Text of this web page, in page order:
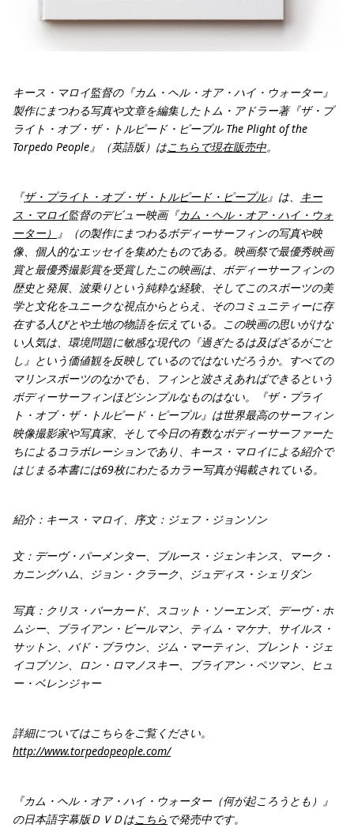
キース・マロイ監督の『カム・ヘル・オア・ハイ・ウォーター』
製作にまつわる写真や文章を編集したトム・アドラー著『ザ・プ
ライト・オブ・ザ・トルピード・ピープル The Plight of the
Torpedo People』（英語版）はこちらで現在販売中。
『ザ・プライト・オブ・ザ・トルピード・ピープル』は、
キー
ス・マロイ監督のデビュー映画『カム・ヘル・オア・ハイ・ウォ
ーター） 』（の製作にまつわるボディーサーフィンの写真や映
像、個人的なエッセイを集めたものである。映画祭で最優秀映画
賞と最優秀撮影賞を受賞したこの映画は、ボディーサーフィンの
歴史と発展、波乗りという純粋な経験、そしてこのスポーツの美
学と文化をユニークな視点からとらえ、そのコミュニティーに存
在する人びとや土地の物語を伝えている。この映画の思いがけな
い人気は、環境問題に敏感な現代の『過ぎたるは及ばざるがごと
し』という価値観を反映しているのではないだろうか。すべての
マリンスポーツのなかでも、フィンと波さえあればできるという
ボディーサーフィンほどシンプルなものはない。『ザ・プライ
ト・オブ・ザ・トルピード・ピープル』は世界最高のサーフィン
映像撮影家や写真家、そして今日の有数なボディーサーファーた
ちによるコラボレーションであり、キース・マロイによる紹介で
はじまる本書には69枚にわたるカラー写真が掲載されている。
紹介：キース・マロイ、序文：ジェフ・ジョンソン
文：デーヴ・パーメンター、ブルース・ジェンキンス、マーク・
カニングハム、ジョン・クラーク、ジュディス・シェリダン
写真：クリス・バーカード、スコット・ソーエンズ、デーヴ・ホ
ムシー、ブライアン・ビールマン、ティム・マケナ、サイルス・
サットン、バド・ブラウン、ジム・マーティン、ブレント・ジェ
イコブソン、ロン・ロマノスキー、ブライアン・ペツマン、ヒュ
ー・ベレンジャー
詳細についてはこちらをご覧ください。
http://www.torpedopeople.com/
『カム・ヘル・オア・ハイ・ウォーター（何が起ころうとも）』
の日本語字幕版ＤＶＤはこちらで発売中です。